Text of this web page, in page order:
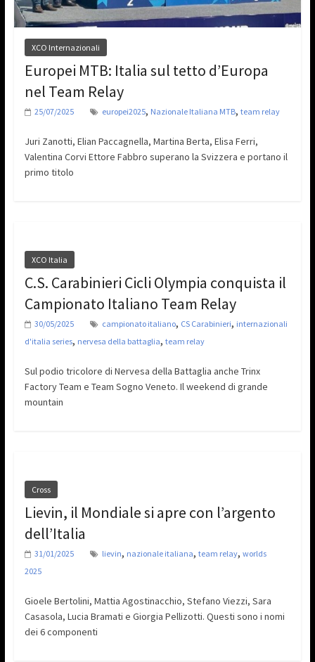
XCO Internazionali
Europei MTB: Italia sul tetto d’Europa
nel Team Relay
25/07/2025 europei2025, Nazionale Italiana MTB, team relay
Juri Zanotti, Elian Paccagnella, Martina Berta, Elisa Ferri,
Valentina Corvi Ettore Fabbro superano la Svizzera e portano il
primo titolo
XCO Italia
C.S. Carabinieri Cicli Olympia conquista il
Campionato Italiano Team Relay
30/05/2025 campionato italiano, CS Carabinieri, internazionali
d'italia series, nervesa della battaglia, team relay
Sul podio tricolore di Nervesa della Battaglia anche Trinx
Factory Team e Team Sogno Veneto. Il weekend di grande
mountain
Cross
Lievin, il Mondiale si apre con l’argento
dell’Italia
31/01/2025 lievin, nazionale italiana, team relay, worlds
2025
Gioele Bertolini, Mattia Agostinacchio, Stefano Viezzi, Sara
Casasola, Lucia Bramati e Giorgia Pellizotti. Questi sono i nomi
dei 6 componenti